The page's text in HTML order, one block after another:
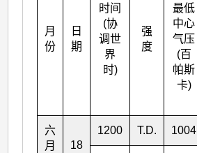
月
份
日
期
时间
(协
调世
界
时)
强
度
最低
中心
气压
(百
帕斯
卡)
六
月
18
1200 T.D. 1004